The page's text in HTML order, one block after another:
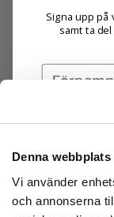
Denna
Vi använder
och annonserna
Silikonet är
plats tack
Material:TPR
Signa upp
samt ta
att